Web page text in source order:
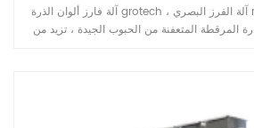
آلة فارز ألوان الذرة grotech ، آلة الفرز البصري rgb ccd ، 1-14 المزالق ،
الذرة المرقطة المتعفنة من الحبوب الجيدة ، تزيد من